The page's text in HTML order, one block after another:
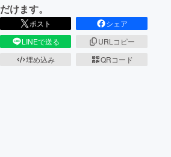
だけます。
ポスト
シェア
LINEで送る
URLコピー
埋め込み
QRコード